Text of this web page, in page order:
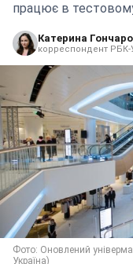
працює в
Катерина
корреспондент РБК-
Фото: Оновлений
Україна)